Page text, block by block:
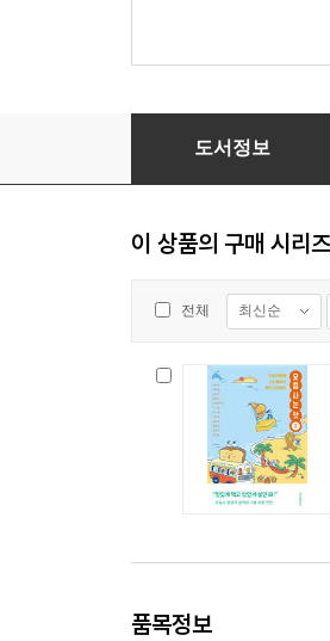
요즘 사는 맛
도서정보
이 상품의 구매 시리즈
전체 최신순
품목정보